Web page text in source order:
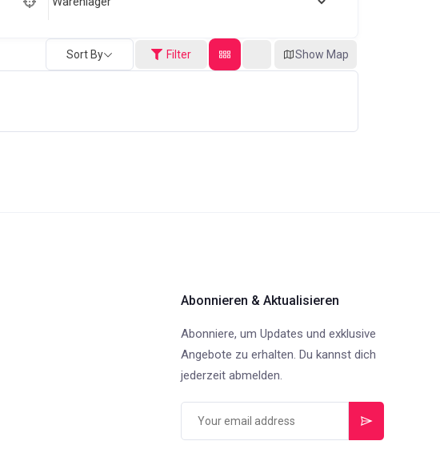
Sort By Filter Show Map
Abonnieren & Aktualisieren
Abonniere, um Updates und exklusive
Angebote zu erhalten. Du kannst dich
jederzeit abmelden.